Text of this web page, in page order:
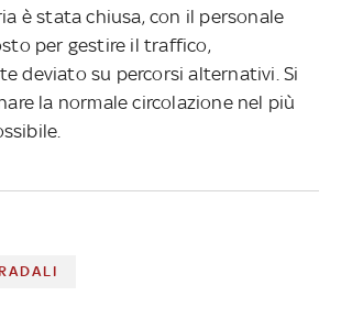
è stata chiusa, con il personale
per gestire il traffico,
deviato su percorsi alternativi. Si
la normale circolazione nel più